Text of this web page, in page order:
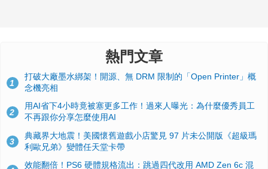
熱門文章
1
打破大廠墨水綁架！開源、無 DRM 限制的「Open Printer」概
念機亮相
2
用AI省下4小時竟被塞更多工作！過來人曝光：為什麼優秀員工
不再跟你分享怎麼使用AI
3
典藏界大地震！美國懷舊遊戲小店驚見 97 片未公開版《超級瑪
利歐兄弟》變體任天堂卡帶
效能翻倍！PS6 硬體規格流出：跳過四代改用 AMD Zen 6c 混